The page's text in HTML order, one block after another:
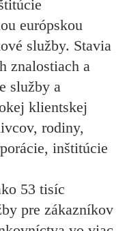
európskou
služby. Stavia
znalostiach a
služby a
klientskej
rodiny,
inštitúcie
53 tisíc
pre zákazníkov